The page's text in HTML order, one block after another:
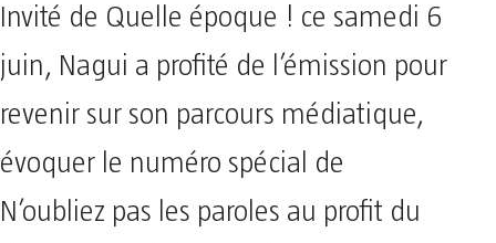
Invité de Quelle époque ! ce samedi 6
juin, Nagui a profité de l’émission pour
revenir sur son parcours médiatique,
évoquer le numéro spécial de
N’oubliez pas les paroles au profit du